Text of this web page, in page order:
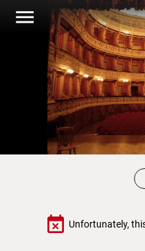
menu
event_busy Unfortunately,